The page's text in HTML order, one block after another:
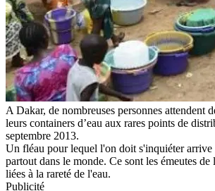
A Dakar, de nombreuses personnes attendent
leurs containers d’eau aux rares points de
septembre 2013.
Un fléau pour lequel l'on doit s'inquiéter arrive
partout dans le monde. Ce sont les émeutes de
liées à la rareté de l'eau.
Publicité